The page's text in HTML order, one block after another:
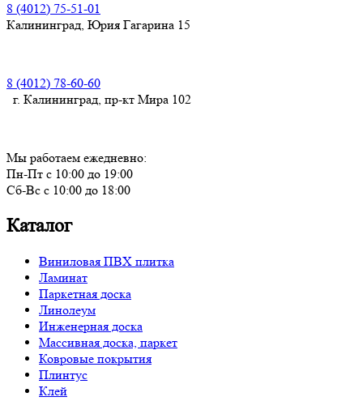
8 (4012) 75-51-01
Калининград, Юрия Гагарина 15
8 (4012) 78-60-60
г. Калининград, пр-кт Мира 102
Мы работаем ежедневно:
Пн-Пт с 10:00 до 19:00
Сб-Вс с 10:00 до 18:00
Каталог
Виниловая ПВХ плитка
Ламинат
Паркетная доска
Линолеум
Инженерная доска
Массивная доска, паркет
Ковровые покрытия
Плинтус
Клей